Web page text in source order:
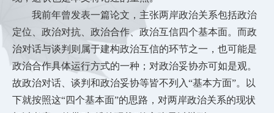
我前年曾发表一篇论文，主张两岸政治关系包括政治
定位、政治对抗、政治合作、政治互信四个基本面。而政
治对话与谈判则属于建构政治互信的环节之一，也可能是
政治合作具体运行方式的一种；对政治妥协亦可如是观。
故政治对话、谈判和政治妥协等皆不列入“基本方面”。以
下就按照这“四个基本面”的思路，对两岸政治关系的现状